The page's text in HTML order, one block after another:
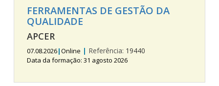
FERRAMENTAS DE GESTÃO DA
QUALIDADE
APCER
07.08.2026|Online | Referência: 19440
Data da formação: 31 agosto 2026